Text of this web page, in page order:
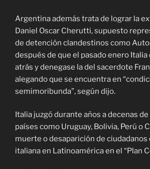
Argentina además trata de lograr la
Daniel Oscar Cherutti, supuesto
de detención clandestinos como
después de que el pasado enero
atrás y denegase la del sacerdote
alegando que se encuentra en
semimoribunda”, según dijo.
Italia juzgó durante años a decenas
países como Uruguay, Bolivia, Perú o
muerte o desaparición de ciudadanos
italiana en Latinoamérica en el “Plan